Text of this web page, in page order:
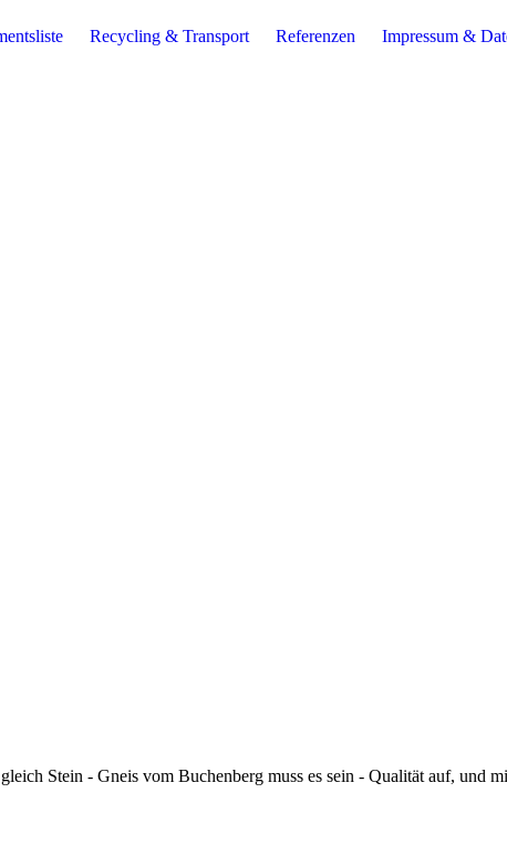
Recycling & Transport Referenzen Impressum &
Stein - Gneis vom Buchenberg muss es sein - Qualität auf, und